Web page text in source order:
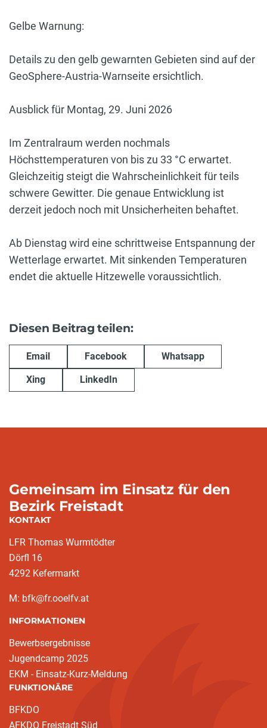
Gelbe Warnung:
Details zu den gelb gewarnten Gebieten sind auf der
GeoSphere-Austria-Warnseite ersichtlich.
Ausblick für Montag, 29. Juni 2026
Im Zentralraum werden nochmals
Höchsttemperaturen von bis zu 33 °C erwartet.
Gleichzeitig steigt die Wahrscheinlichkeit für teils
schwere Gewitter. Die genaue Entwicklung ist
derzeit jedoch noch mit Unsicherheiten behaftet.
Ab Dienstag wird eine schrittweise Entspannung der
Wetterlage erwartet. Mit sinkenden Temperaturen
endet die aktuelle Hitzewelle voraussichtlich.
Diesen Beitrag teilen:
Email Facebook Whatsapp
Xing LinkedIn
Gemeinsam im Einsatz für den
Bezirk Freistadt
KONTAKT
LFR Thomas Wurmtödter
Dörfl 16
4292 Kefermarkt
M: bfk@fr.ooelfv.at
INFORMATIONEN
Bewerbsergebnisse
Jugendcamp 2025
EKM - Einsatz-Kurz-Meldung
FUNKTIONÄRE
BFKDO
AFKDO Freistadt Süd